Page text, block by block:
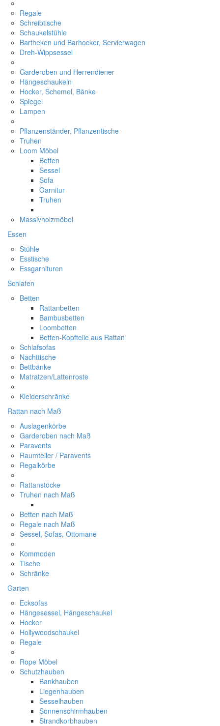
Regale
Schreibtische
Schaukelstühle
Bartheken und Barhocker, Servierwagen
Dreh-Wippsessel
Garderoben und Herrendiener
Hängeschaukeln
Hocker, Schemel, Bänke
Spiegel
Lampen
Pflanzenständer, Pflanzentische
Truhen
Loom Möbel
Betten
Sessel
Sofa
Garnitur
Truhen
Massivholzmöbel
Essen
Stühle
Esstische
Essgarnituren
Schlafen
Betten
Rattanbetten
Bambusbetten
Loombetten
Betten-Kopfteile aus Rattan
Schlafsofas
Nachttische
Bettbänke
Matratzen/Lattenroste
Kleiderschränke
Rattan nach Maß
Auslagenkörbe
Garderoben nach Maß
Paravents
Raumteiler / Paravents
Regalkörbe
Rattanstöcke
Truhen nach Maß
Betten nach Maß
Regale nach Maß
Sessel, Sofas, Ottomane
Kommoden
Tische
Schränke
Garten
Ecksofas
Hängesessel, Hängeschaukel
Hocker
Hollywoodschaukel
Regale
Rope Möbel
Schutzhauben
Bankhauben
Liegenhauben
Sesselhauben
Sonnenschirmhauben
Strandkorbhauben